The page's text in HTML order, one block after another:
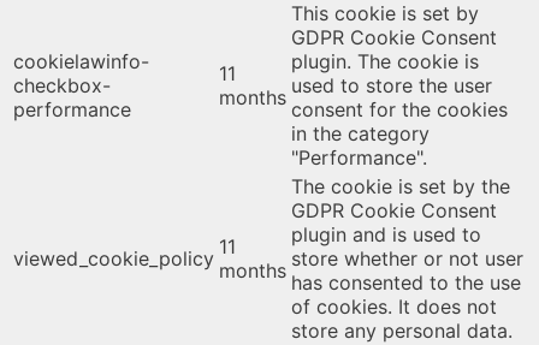
cookielawinfo-
checkbox-
performance
11
months
This cookie is set by
GDPR Cookie Consent
plugin. The cookie is
used to store the user
consent for the cookies
in the category
"Performance".
viewed_cookie_policy 11
months
The cookie is set by the
GDPR Cookie Consent
plugin and is used to
store whether or not user
has consented to the use
of cookies. It does not
store any personal data.